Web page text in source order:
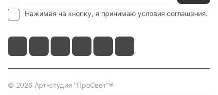
Нажимая на кнопку, я принимаю условия соглашения.
© 2026 Арт-студия "ПроСвет"®